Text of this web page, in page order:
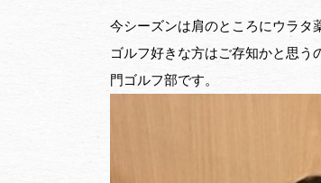
今シーズンは肩のところにウラタ
ゴルフ好きな方はご存知かと思う
門ゴルフ部です。